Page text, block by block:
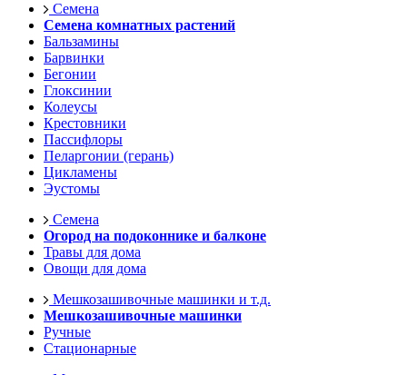
Семена
Семена комнатных растений
Бальзамины
Барвинки
Бегонии
Глоксинии
Колеусы
Крестовники
Пассифлоры
Пеларгонии (герань)
Цикламены
Эустомы
Семена
Огород на подоконнике и балконе
Травы для дома
Овощи для дома
Мешкозашивочные машинки и т.д.
Мешкозашивочные машинки
Ручные
Стационарные